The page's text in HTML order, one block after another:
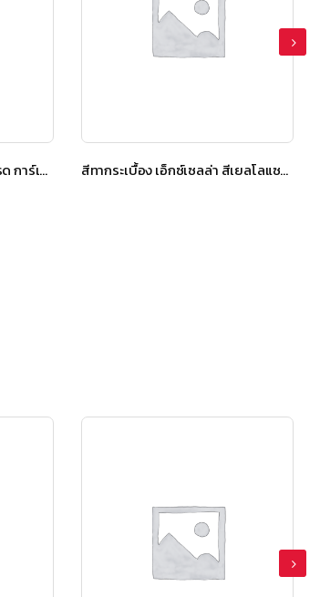
สีทากระเบื้อง เอ็กซ์เซลล่า สีเรด การ์เนต สีทากระเบื้อง เอ็กซ์เซลล่า สีเยลโลแซปไฟร์